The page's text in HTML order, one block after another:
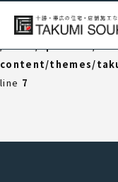
Warning: Undefined
/home/np202102/
content/themes/
line 7